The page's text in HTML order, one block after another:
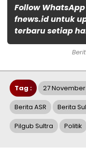
Follow
fnews.id untuk
terbaru setiap
Tag : 27
Berita ASR Berita
Pilgub Sultra Politik